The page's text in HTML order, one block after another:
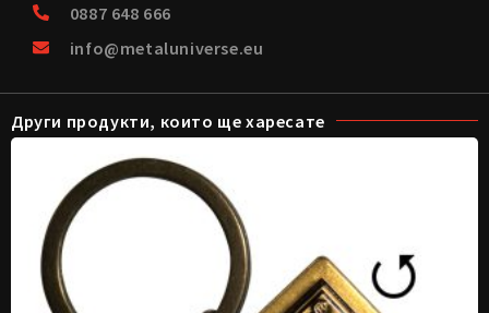
0887 648 666
info@metaluniverse.eu
Други продукти, които ще харесате